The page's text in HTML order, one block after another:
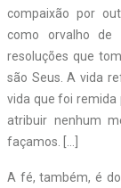
compaixão por
como orvalho de
resoluções que
são Seus. A vida
vida que foi remida
atribuir nenhum
façamos. […]
A fé, também, é